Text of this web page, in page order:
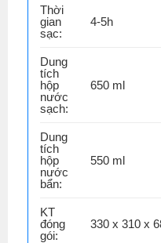
Thời
gian
sạc:
4-5h
Dung
tích
hộp
nước
sạch:
650 ml
Dung
tích
hộp
nước
bẩn:
550 ml
KT
đóng
gói:
330 x 310 x